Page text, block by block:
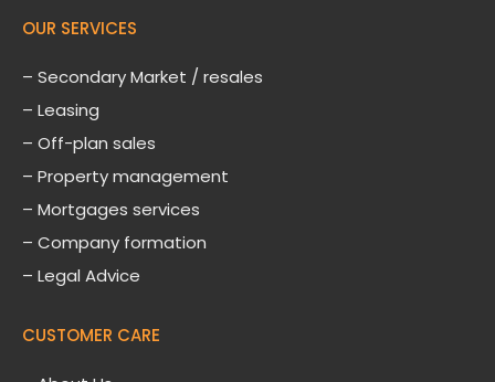
OUR SERVICES
– Secondary Market / resales
– Leasing
– Off-plan sales
– Property management
– Mortgages services
– Company formation
– Legal Advice
CUSTOMER CARE